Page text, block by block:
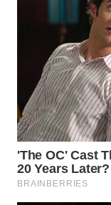
SUKABUMI
WN
PURWAKARTA
WN
PRIANGAN
TIMUR